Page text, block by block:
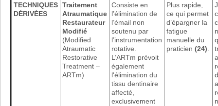
TECHNIQUES
DÉRIVÉES
Traitement
Atraumatique
Restaurateur
Modifié
(Modified
Atraumatic
Restorative
Treatment –
ARTm)
Consiste en
l’élimination de
l’émail non
soutenu par
l’instrumentation
rotative.
L’ARTm prévoit
également
l'élimination du
tissu dentinaire
affecté,
exclusivement
Plus rapide,
ce qui permet
d’épargner la
fatigue
manuelle du
praticien (24)